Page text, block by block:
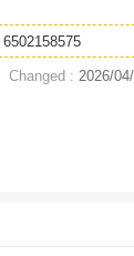
6502158575
Changed : 2026/